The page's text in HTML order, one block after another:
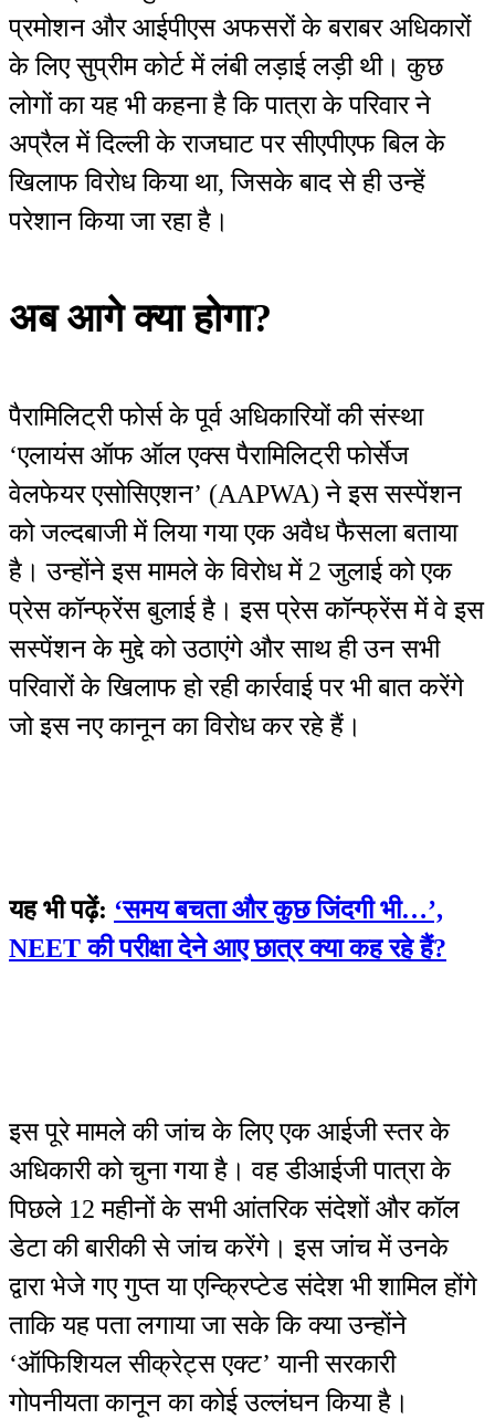
प्रमोशन और आईपीएस अफसरों के बराबर अधिकारों
के लिए सुप्रीम कोर्ट में लंबी लड़ाई लड़ी थी। कुछ
लोगों का यह भी कहना है कि पात्रा के परिवार ने
अप्रैल में दिल्ली के राजघाट पर सीएपीएफ बिल के
खिलाफ विरोध किया था, जिसके बाद से ही उन्हें
परेशान किया जा रहा है।
अब आगे क्या होगा?
पैरामिलिट्री फोर्स के पूर्व अधिकारियों की संस्था
‘एलायंस ऑफ ऑल एक्स पैरामिलिट्री फोर्सेज
वेलफेयर एसोसिएशन’ (AAPWA) ने इस सस्पेंशन
को जल्दबाजी में लिया गया एक अवैध फैसला बताया
है। उन्होंने इस मामले के विरोध में 2 जुलाई को एक
प्रेस कॉन्फ्रेंस बुलाई है। इस प्रेस कॉन्फ्रेंस में वे इस
सस्पेंशन के मुद्दे को उठाएंगे और साथ ही उन सभी
परिवारों के खिलाफ हो रही कार्रवाई पर भी बात करेंगे
जो इस नए कानून का विरोध कर रहे हैं।
यह भी पढ़ें: ‘समय बचता और कुछ जिंदगी भी…’,
NEET की परीक्षा देने आए छात्र क्या कह रहे हैं?
इस पूरे मामले की जांच के लिए एक आईजी स्तर के
अधिकारी को चुना गया है। वह डीआईजी पात्रा के
पिछले 12 महीनों के सभी आंतरिक संदेशों और कॉल
डेटा की बारीकी से जांच करेंगे। इस जांच में उनके
द्वारा भेजे गए गुप्त या एन्क्रिप्टेड संदेश भी शामिल होंगे
ताकि यह पता लगाया जा सके कि क्या उन्होंने
‘ऑफिशियल सीक्रेट्स एक्ट’ यानी सरकारी
गोपनीयता कानून का कोई उल्लंघन किया है।